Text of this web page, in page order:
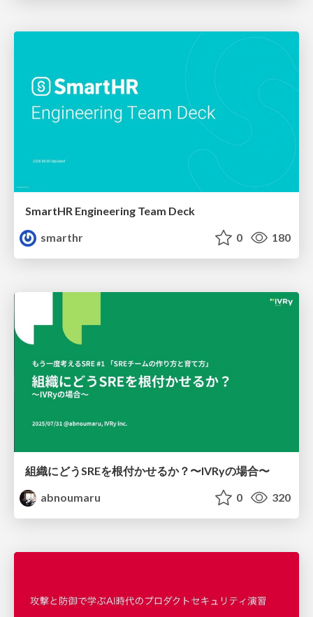
SmartHR Engineering Team Deck
smarthr
0 180
組織にどうSREを根付かせるか？〜IVRyの場合〜
abnoumaru
0 320